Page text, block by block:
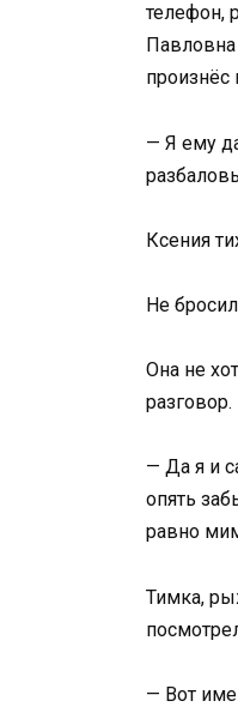
телефон,
произнёс
— Я ему
Ксения
Не
Она не
разговор.
— Да я и
опять
равно
Тимка,
— Вот